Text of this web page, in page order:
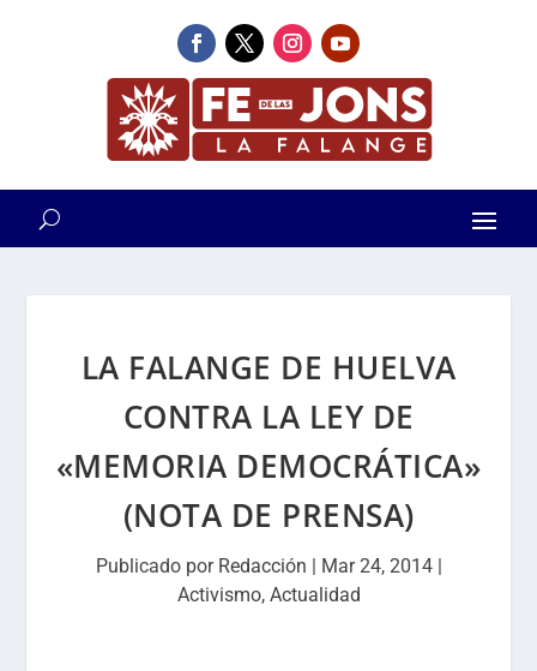
LA FALANGE DE HUELVA
CONTRA LA LEY DE
«MEMORIA DEMOCRÁTICA»
(NOTA DE PRENSA)
Publicado por Redacción | Mar 24, 2014|
Activismo, Actualidad